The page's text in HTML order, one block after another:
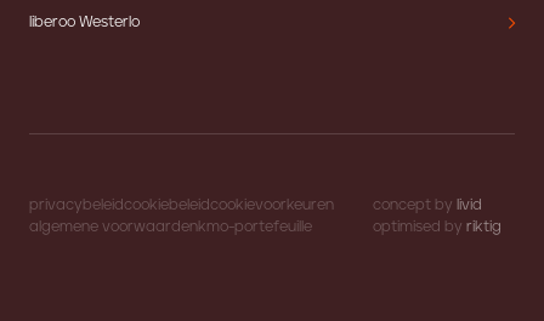
liberoo Westerlo
privacybeleidcookiebeleidcookievoorkeuren
algemene voorwaardenkmo-portefeuille
concept by livid
optimised byriktig